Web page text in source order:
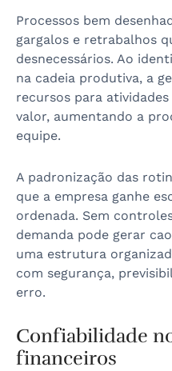
Processos bem
gargalos e retrabalhos
desnecessários. Ao
na cadeia produtiva, a
recursos para
valor, aumentando a
equipe.
A padronização das
que a empresa ganhe
ordenada. Sem
demanda pode gerar
uma estrutura
com segurança,
erro.
Confiabilidade
financeiros